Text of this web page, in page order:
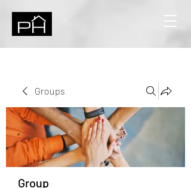
Groups
Group